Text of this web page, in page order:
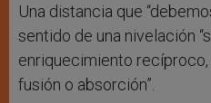
Una distancia que
sentido de una nivelación
enriquecimiento recíproco,
fusión o absorción”.